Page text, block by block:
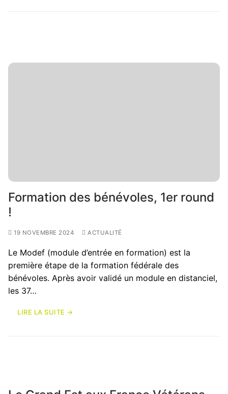
Formation des bénévoles, 1er round
!
19 NOVEMBRE 2024 ACTUALITÉ
Le Modef (module d’entrée en formation) est la
première étape de la formation fédérale des
bénévoles. Après avoir validé un module en distanciel,
les 37…
LIRE LA SUITE →